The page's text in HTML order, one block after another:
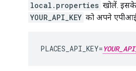
local.properties खोलें. इसके
YOUR_API_KEY को अपने
PLACES_API_KEY=